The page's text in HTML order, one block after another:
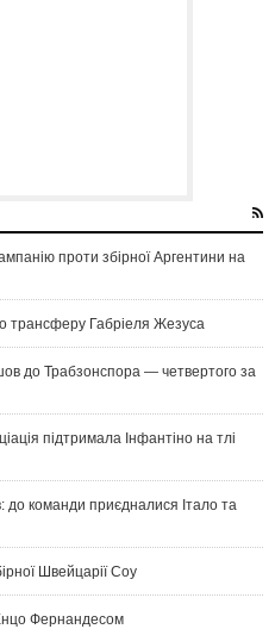
проти збірної Аргентини на
трансферу Габріеля Жезуса
до Трабзонспора — четвертого за
підтримала Інфантіно на тлі
до команди приєдналися Італо та
Швейцарії Соу
Фернандесом